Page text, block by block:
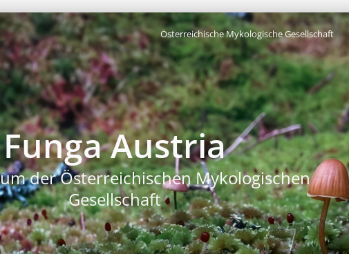
Österreichische Mykologische Gesellschaft
Funga Austria
der Österreichischen Mykologischen
Gesellschaft